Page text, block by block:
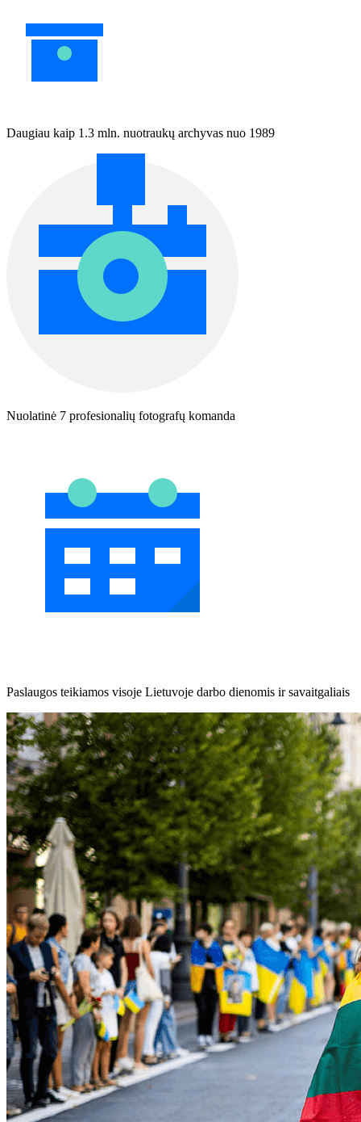
Daugiau kaip 1.3 mln. nuotraukų archyvas nuo 1989
Nuolatinė 7 profesionalių fotografų komanda
Paslaugos teikiamos visoje Lietuvoje darbo dienomis ir savaitgaliais